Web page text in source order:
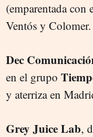
(emparentada con
Ventós y Colomer.
Dec
en el grupo
y aterriza en
Grey Juice Lab,